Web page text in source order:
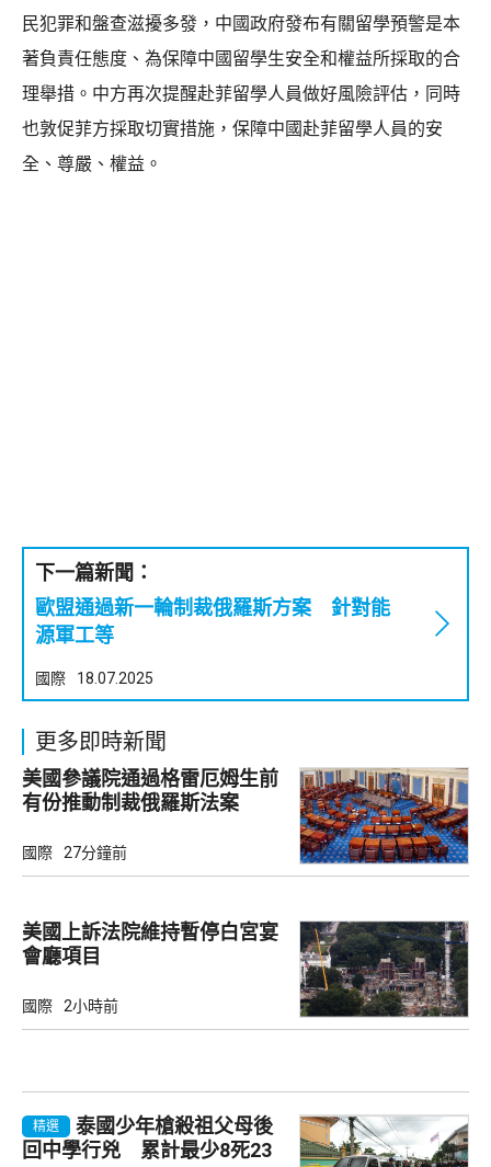
民犯罪和盤查滋擾多發，中國政府發布有關留學預警是本
著負責任態度、為保障中國留學生安全和權益所採取的合
理舉措。中方再次提醒赴菲留學人員做好風險評估，同時
也敦促菲方採取切實措施，保障中國赴菲留學人員的安
全、尊嚴、權益。
下一篇新聞：
歐盟通過新一輪制裁俄羅斯方案 針對能
源軍工等
國際 18.07.2025
更多即時新聞
美國參議院通過格雷厄姆生前
有份推動制裁俄羅斯法案
國際 27分鐘前
美國上訴法院維持暫停白宮宴
會廳項目
國際 2小時前
精選
泰國少年槍殺祖父母後
回中學行兇 累計最少8死23